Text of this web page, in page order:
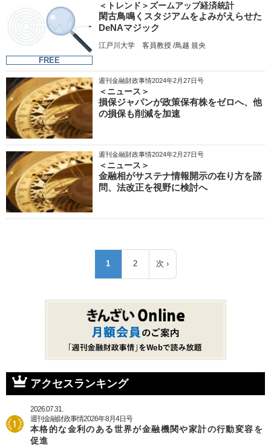
FREE
＜トレンド＞ズームアップ経済統計
閑古鳥鳴くスタジアムをよみがえらせた
DeNAマジック
江戸川大学 客員教授 /鳥越 規央
週刊金融財政事情2024年2月27日号
＜ニュース＞
損保ジャパンが政策保有株をゼロへ、他
の損保も削減を加速
週刊金融財政事情2024年2月27日号
＜ニュース＞
金融相がサステナ情報開示の在り方を諮
問、法改正を視野に検討へ
ト
ペ
ー
ジ
1
2
ジ
次 ›
アクセスランキング
2026.07.31.
週刊金融財政事情2026年8月4日号
本格的な金利のある世界が金融機関や家計の行動変容を
促進